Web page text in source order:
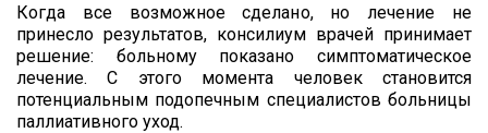
Когда все возможное сделано, но лечение не
принесло результатов, консилиум врачей принимает
решение: больному показано симптоматическое
лечение. С этого момента человек становится
потенциальным подопечным специалистов больницы
паллиативного уход.